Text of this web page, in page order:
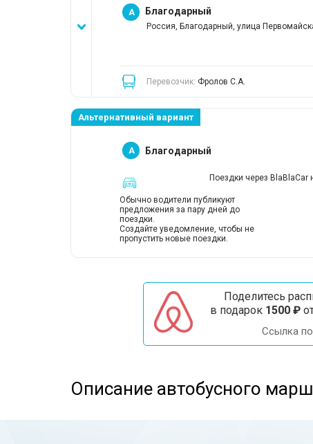
A Благодарный
Россия, Благодарный, улица
Перевозчик: Фролов С.А.
Альтернативный вариант
A Благодарный
Поездки через
Обычно водители публикуют
предложения за пару дней до
поездки.
Создайте уведомление, чтобы не
пропустить новые поездки.
Поделитесь
в подарок 1500 ₽
Ссылка
Описание автобусного